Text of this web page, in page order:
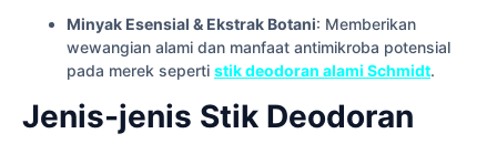
Minyak Esensial & Ekstrak Botani: Memberikan
wewangian alami dan manfaat antimikroba potensial
pada merek seperti stik deodoran alami Schmidt.
Jenis-jenis Stik Deodoran